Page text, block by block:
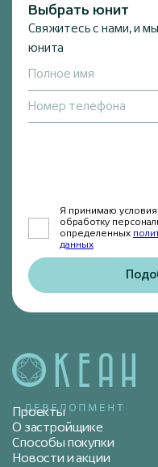
Выбрать юнит
Свяжитесь с нами, и
юнита
Полное имя
Номер телефона
Я принимаю
обработку
определенных
данных
Проекты
О застройщике
Способы покупки
Новости и акции